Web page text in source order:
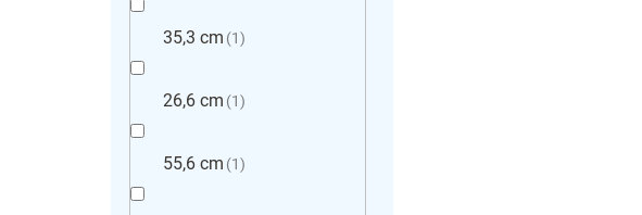
35,3 cm 1
26,6 cm 1
55,6 cm 1